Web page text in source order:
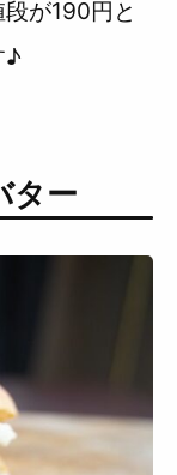
が190円と
♪
ター